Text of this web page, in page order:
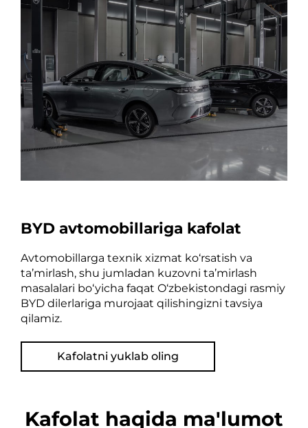
BYD avtomobillariga kafolat
Avtomobillarga texnik xizmat ko‘rsatish va
ta’mirlash, shu jumladan kuzovni ta’mirlash
masalalari bo‘yicha faqat O‘zbekistondagi rasmiy
BYD dilerlariga murojaat qilishingizni tavsiya
qilamiz.
Kafolatni yuklab oling
Kafolat haqida ma'lumot